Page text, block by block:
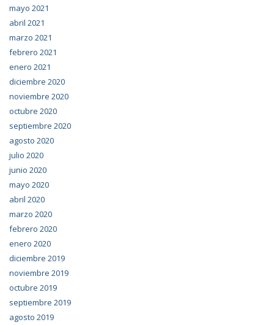
mayo 2021
abril 2021
marzo 2021
febrero 2021
enero 2021
diciembre 2020
noviembre 2020
octubre 2020
septiembre 2020
agosto 2020
julio 2020
junio 2020
mayo 2020
abril 2020
marzo 2020
febrero 2020
enero 2020
diciembre 2019
noviembre 2019
octubre 2019
septiembre 2019
agosto 2019